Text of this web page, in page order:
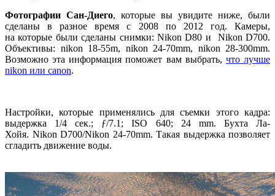
Фотографии Сан-Диего, которые вы увидите ниже, были
сделаны в разное время с 2008 по 2012 год. Камеры,
на которые были сделаны снимки: Nikon D80 и Nikon D700.
Объективы: nikon 18-55m, nikon 24-70mm, nikon 28-300mm.
Возможно эта информация поможет вам выбрать, что лучше
nikon или canon.
Настройки, которые применялись для съемки этого кадра:
выдержка 1/4 сек.; ƒ/7.1; ISO 640; 24 mm. Бухта Ла-
Хойя. Nikon D700/Nikon 24-70mm. Такая выдержка позволяет
сгладить движение воды.